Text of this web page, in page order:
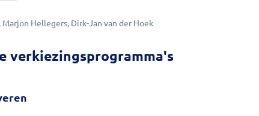
Marjon Hellegers Dirk-Jan van der Hoek
verkiezingsprogramma's